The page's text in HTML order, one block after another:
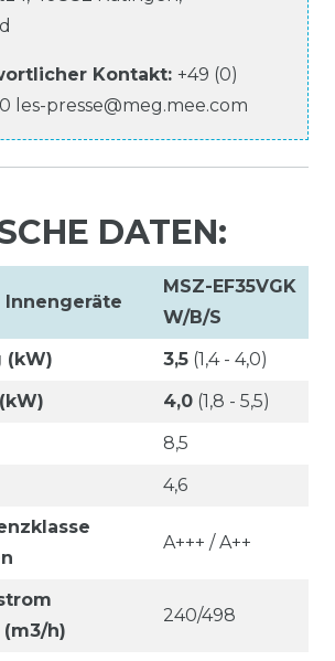
Kontakt: +49 (0)
les-presse@meg.mee.com
DATEN:
MSZ-EF35VGK
W/B/S
(kW)
3,5 (1,4 - 4,0)
4,0 (1,8 - 5,5)
8,5
4,6
A+++ / A++
h)
240/498